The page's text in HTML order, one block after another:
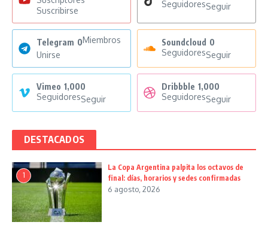
Suscribirse
SeguidoresSeguir
Telegram 0Miembros
Unirse
Soundcloud 0
SeguidoresSeguir
Vimeo 1,000
SeguidoresSeguir
Dribbble 1,000
SeguidoresSeguir
DESTACADOS
1
La Copa Argentina palpita los octavos de
final: días, horarios y sedes confirmadas
6 agosto, 2026